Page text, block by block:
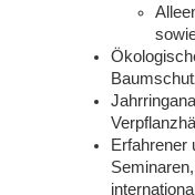
Erfahrener